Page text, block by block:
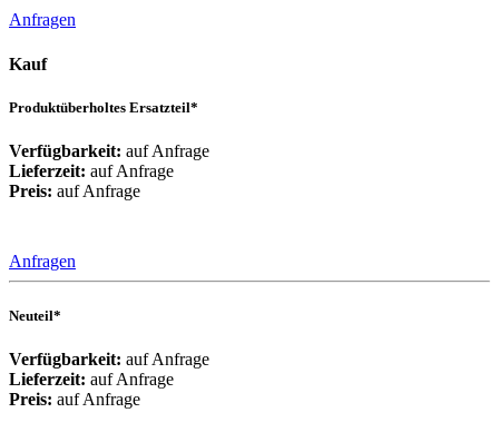
Anfragen
Kauf
Produktüberholtes Ersatzteil*
Verfügbarkeit: auf Anfrage
Lieferzeit: auf Anfrage
Preis: auf Anfrage
Anfragen
Neuteil*
Verfügbarkeit: auf Anfrage
Lieferzeit: auf Anfrage
Preis: auf Anfrage